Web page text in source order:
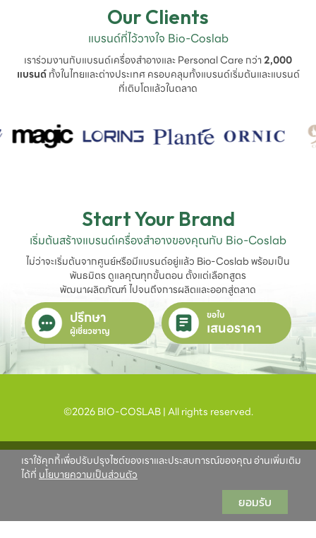
Our Clients
แบรนด์ที่ไว้วางใจ Bio-Coslab
เราร่วมงานกับแบรนด์เครื่องสำอางและ Personal Care กว่า2,000
แบรนด์ทั้งในไทยและต่างประเทศ ครอบคลุมทั้งแบรนด์เริ่มต้นและแบรนด์
ที่เติบโตแล้วในตลาด
Start Your Brand
เริ่มต้นสร้างแบรนด์เครื่องสำอางของคุณกับ Bio-Coslab
ไม่ว่าจะเริ่มต้นจากศูนย์หรือมีแบรนด์อยู่แล้ว Bio-Coslab พร้อมเป็น
พันธมิตร ดูแลคุณทุกขั้นตอน ตั้งแต่เลือกสูตร
พัฒนาผลิตภัณฑ์ ไปจนถึงการผลิตและออกสู่ตลาด
ปรึกษา
ผู้เชี่ยวชาญ
ขอใบ
เสนอราคา
©2026 BIO-COSLAB | All rights reserved.
เราใช้คุกกี้เพื่อปรับปรุงไซต์ของเราและประสบการณ์ของคุณ อ่านเพิ่มเติม
ได้ที่ นโยบายความเป็นส่วนตัว
ยอมรับ